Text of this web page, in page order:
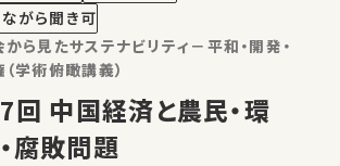
ながら聞き可
ら見たサステナビリティ－平和・開発・
学術俯瞰講義）
と農民・環
腐敗問題